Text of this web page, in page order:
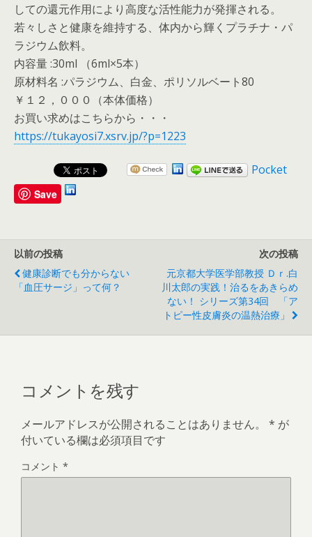
しての還元作用により高度な活性能力が発揮される。
若々しさと健康を維持する、体内から輝くプラチナ・パ
ラジウム飲料。
内容量 :30ml （6ml×5本）
原材料名 :パラジウム、白金、ポリソルベート80
￥１２，０００（本体価格）
お買い求めはこちらから・・・
https://tukayosi7.xsrv.jp/?p=1223
Pocket
Save
以前の投稿
健康診断でも分からない
「血圧サージ」って何？
次の投稿
元京都大学医学部教授 Ｄｒ.白
川太郎の実践！治るをあきらめ
ない！ シリーズ第34回 「ア
トピー性皮膚炎の温熱治療」
コメントを残す
メールアドレスが公開されることはありません。 * が
付いている欄は必須項目です
コメント *